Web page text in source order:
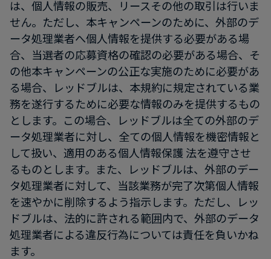
は、個人情報の販売、リースその他の取引は行いま
せん。ただし、本キャンペーンのために、外部のデ
ータ処理業者へ個人情報を提供する必要がある場
合、当選者の応募資格の確認の必要がある場合、そ
の他本キャンペーンの公正な実施のために必要があ
る場合、レッドブルは、本規約に規定されている業
務を遂行するために必要な情報のみを提供するもの
とします。この場合、レッドブルは全ての外部のデ
ータ処理業者に対し、全ての個人情報を機密情報と
して扱い、適用のある個人情報保護 法を遵守させ
るものとします。また、レッドブルは、外部のデー
タ処理業者に対して、当該業務が完了次第個人情報
を速やかに削除するよう指示します。ただし、レッ
ドブルは、法的に許される範囲内で、外部のデータ
処理業者による違反行為については責任を負いかね
ます。